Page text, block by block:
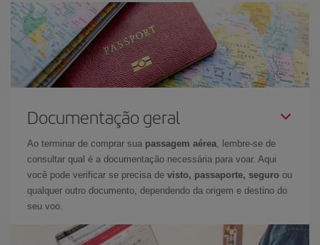
Documentação geral
Ao terminar de comprar sua passagem aérea , lembre-se de
consultar qual é a documentação necessária para voar. Aqui
você pode verificar se precisa de visto, passaporte, seguro ou
qualquer outro documento, dependendo da origem e destino do
seu voo.